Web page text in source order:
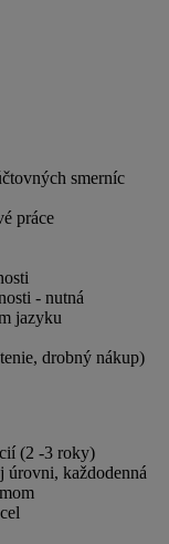
smerníc
práce
- nutná
jazyku
drobný nákup)
(2 -3 roky)
úrovni, každodenná